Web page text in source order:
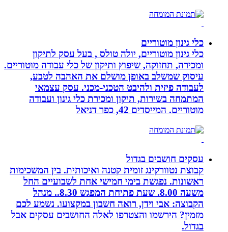
כלי גינון מוטוריים
כלי גינון מוטוריים, יולה טולס , בעל עסק לתיקון
ומכירה, תחזוקה, שיפוץ ותיקון של כלי עבודה מוטוריים.
עיסוק שמשלב באופן מושלם את האהבה לטבע,
לעבודה פיזית ולהיבט הטכני-מכני. עסק עצמאי
המתמחה בשירות, תיקון ומכירת כלי גינון ועבודה
מוטוריים. המייסדים 42, כפר דניאל
עסקים חושבים בגדול
קבוצת נטוורקינג זומית קטנה ואיכותית. בין המשכימות
ראשונות. נפגשת בימי חמישי אחת לשבועיים החל
משעה 8.00. שעת פתיחת המפגש 8.30.. מנהל
הקבוצה: אבי וידן, רואה חשבון במקצועו. נשמע לכם
מזמין? הירשמו והצטרפו לאלה החושבים עסקים אבל
בגדול.